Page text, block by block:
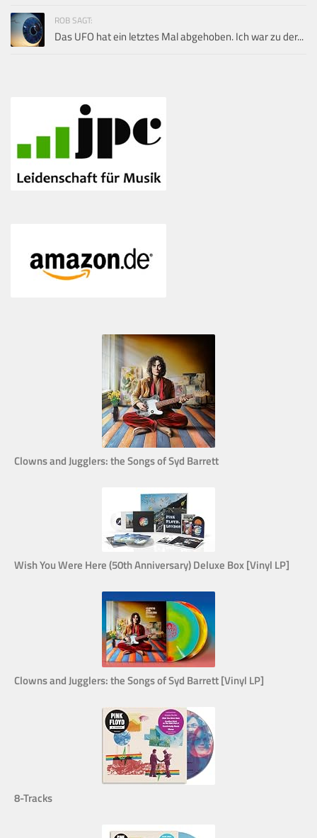
ROB SAGT:
Das UFO hat ein letztes Mal abgehoben. Ich war zu der...
Clowns and Jugglers: the Songs of Syd Barrett
Wish You Were Here (50th Anniversary) Deluxe Box [Vinyl LP]
Clowns and Jugglers: the Songs of Syd Barrett [Vinyl LP]
8-Tracks